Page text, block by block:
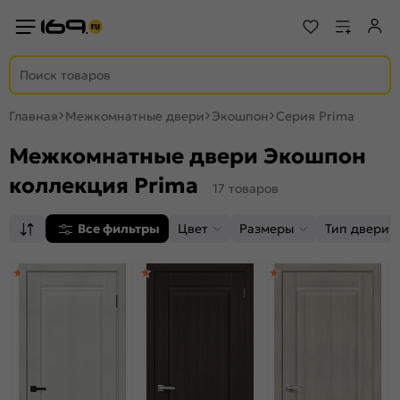
Главная Межкомнатные двери Экошпон Серия Prima
Межкомнатные двери Экошпон
коллекция Prima
17 товаров
Все фильтры Цвет Размеры Тип двери